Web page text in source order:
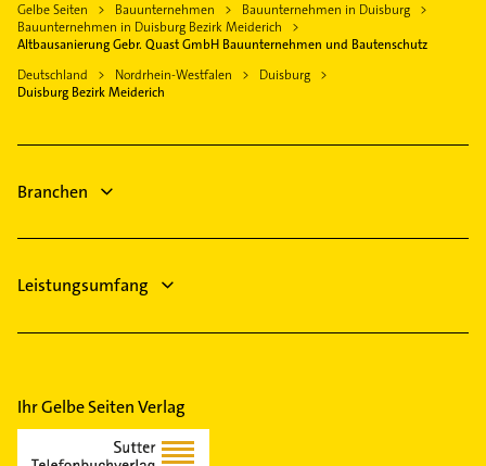
Essen
Rheinberg
Voerde (Niederrhein)
Gladbeck
Lüftungsanlagen
Heizungsbauer
Heizungsfirmen
Elektroinstallation
Immobilien
Gelbe Seiten Bauunternehmen
Bauunternehmen in Duisburg
Bauunternehmen in Duisburg Bezirk Meiderich
Altbausanierung Gebr. Quast GmbH Bauunternehmen und Bautenschutz
Deutschland
Nordrhein-Westfalen
Duisburg
Duisburg Bezirk Meiderich
Branchen
Leistungsumfang
Ihr Gelbe Seiten Verlag